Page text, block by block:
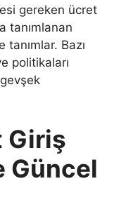
gereken ücret
tanımlanan
Bazı
politikaları
Giriş
Güncel